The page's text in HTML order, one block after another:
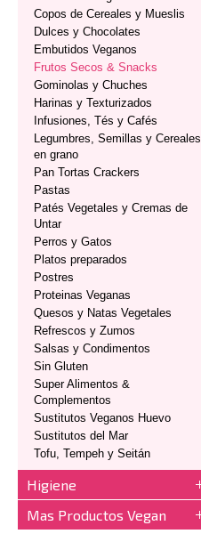
Copos de Cereales y Mueslis
Dulces y Chocolates
Embutidos Veganos
Frutos Secos & Snacks
Gominolas y Chuches
Harinas y Texturizados
Infusiones, Tés y Cafés
Legumbres, Semillas y Cereales
en grano
Pan Tortas Crackers
Pastas
Patés Vegetales y Cremas de
Untar
Perros y Gatos
Platos preparados
Postres
Proteinas Veganas
Quesos y Natas Vegetales
Refrescos y Zumos
Salsas y Condimentos
Sin Gluten
Super Alimentos &
Complementos
Sustitutos Veganos Huevo
Sustitutos del Mar
Tofu, Tempeh y Seitán
Higiene
Mas Productos Vegan